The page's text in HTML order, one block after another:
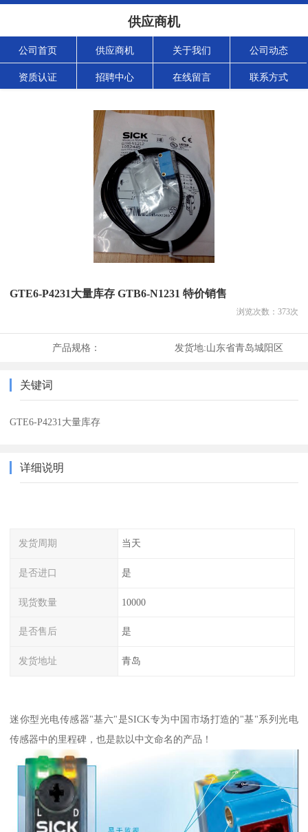
供应商机
公司首页 供应商机 关于我们 公司动态
资质认证 招聘中心 在线留言 联系方式
GTE6-P4231大量库存 GTB6-N1231 特价销售
浏览次数： 373次
产品规格： 发货地:山东省青岛城阳区
关键词
GTE6-P4231大量库存
详细说明
发货周期 当天
是否进口 是
现货数量 10000
是否售后 是
发货地址 青岛
迷你型光电传感器"基六"是SICK专为中国市场打造的"基"系列光电
传感器中的里程碑，也是款以中文命名的产品！